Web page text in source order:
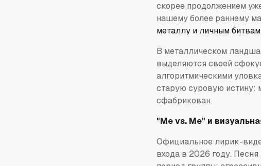
скорее продолжением
нашему более раннему
металлу и личным битвам.
В металлическом
выделяются своей
алгоритмическими
старую суровую истину:
сфабрикован.
"Me vs. Me" и
Официальное лирик-
входа в 2026 году.